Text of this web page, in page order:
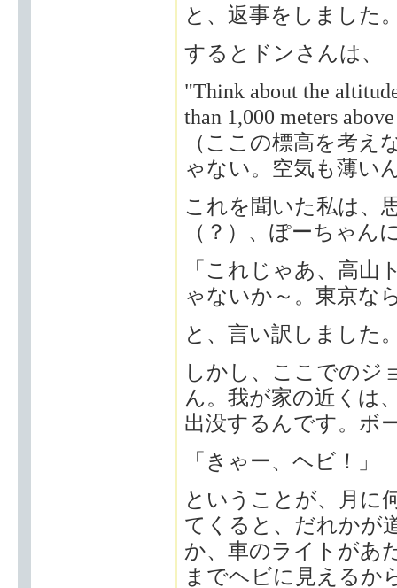
と、返事をしました
するとドンさんは、
"Think about the
than 1,000 meters
（ここの標高を考
ゃない。空気も薄い
これを聞いた私は、
（？）、ぽーちゃん
「これじゃあ、高山
ゃないか～。東京な
と、言い訳しました
しかし、ここでのジ
ん。我が家の近くは
出没するんです。ボ
「きゃー、ヘビ！」
ということが、月に
てくると、だれかが
か、車のライトがあ
までヘビに見えるか